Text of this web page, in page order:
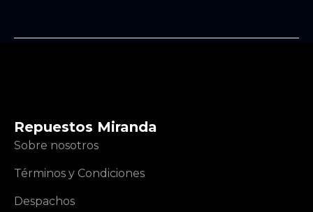
Repuestos Miranda
Sobre nosotros
Términos y Condiciones
Despachos